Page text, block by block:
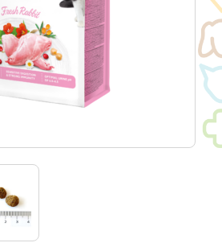
ITEMS
Brit Puppy Kit
Brit Goods
CONTACT お問い合わせ